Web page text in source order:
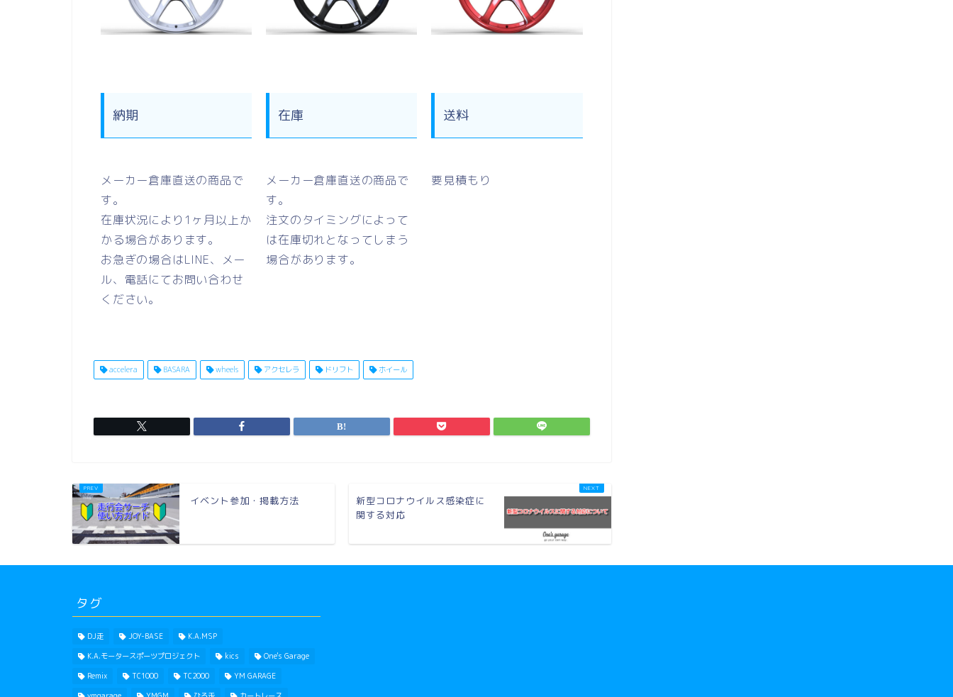
納期
メーカー倉庫直送の商品で
す。
在庫状況により1ヶ月以上か
かる場合があります。
お急ぎの場合はLINE、メー
ル、電話にてお問い合わせ
ください。
在庫
メーカー倉庫直送の商品で
す。
注文のタイミングによって
は在庫切れとなってしまう
場合があります。
送料
要見積もり
accelera BASARA wheels アクセレラ ドリフト ホイール
イベント参加・掲載方法
新型コロナウイルス感染症に
関する対応
タグ
DJ走 JOY-BASE
K.A.MSP
K.A.モータースポーツプロジェクト
kics
One's Garage
Remix
TC1000 TC2000
YM GARAGE